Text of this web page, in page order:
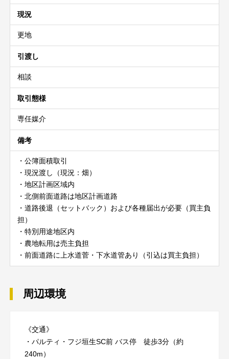
現況
更地
引渡し
相談
取引態様
専任媒介
備考
・公簿面積取引
・現況渡し（現況：畑）
・地区計画区域内
・北側前面道路は地区計画道路
・道路後退（セットバック）および各種届出が必要（買主負
担）
・特別用途地区内
・農地転用は売主負担
・前面道路に上水道菅・下水道管あり（引込は買主負担）
周辺環境
《交通》
・パルティ・フジ垣生SC前 バス停 徒歩3分（約
240m）